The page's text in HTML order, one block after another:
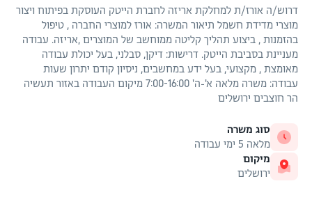
דרוש/ה אורז/ת למחלקת אריזה לחברת הייטק העוסקת בפיתוח ויצור
מוצרי מדידת חשמל תיאור המשרה: אורז למוצרי החברה , טיפול
בהזמנות , ביצוע תהליך קליטה ממוחשב של המוצרים ,אריזה. עבודה
מעניינת בסביבת הייטק. דרישות: דיקן, סבלני, בעל יכולת עבודה
מאומצת , מקצועי, בעל ידע במחשבים, ניסיון קודם יתרון שעות
עבודה: משרה מלאה א'-ה' 7:00-16:00 מיקום העבודה באזור תעשיה
הר חוצבים ירושלים
סוג משרה
מלאה 5 ימי עבודה
מיקום
ירושלים